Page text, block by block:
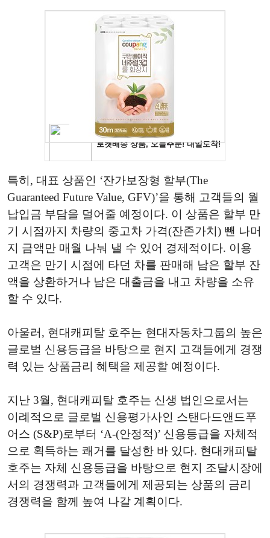
특히, 대표 상품인 ‘잔가보장형 할부(The
Guaranteed Future Value, GFV)’을 통해 고객들의 월
납입금 부담을 덜어줄 예정이다. 이 상품은 할부 만
기 시점까지 차량의 중고차 가격(잔존가치) 뺀 나머
지 금액만 매월 나눠 낼 수 있어 경제적이다. 이용
고객은 만기 시점에 타던 차를 판매해 남은 할부 잔
액을 상환하거나 남은 대출금을 내고 차량을 소유
할 수 있다.
아울러, 현대캐피탈 호주는 현대자동차그룹의 높은
글로벌 신용등급을 바탕으로 현지 고객들에게 경쟁
력 있는 상품금리 혜택을 제공할 예정이다.
지난 3월, 현대캐피탈 호주는 신생 법인으로서는
이례적으로 글로벌 신용평가사인 스탠다드앤드푸
어스 (S&P)로부터 ‘A-(안정적)’ 신용등급을 자체적
으로 획득하는 쾌거를 달성한 바 있다. 현대캐피탈
호주는 자체 신용등급을 바탕으로 현지 조달시장에
서의 경쟁력과 고객들에게 제공되는 상품의 금리
경쟁력을 함께 높여 나갈 계획이다.